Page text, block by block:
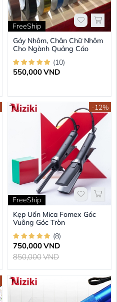
FreeShip
Gáy Nhôm, Chân Chữ Nhôm
Cho Ngành Quảng Cáo
(10)
550,000VND
-12%
FreeShip
Kẹp Uốn Mica Fomex Góc
Vuông Góc Tròn
(8)
750,000VND
850,000VND